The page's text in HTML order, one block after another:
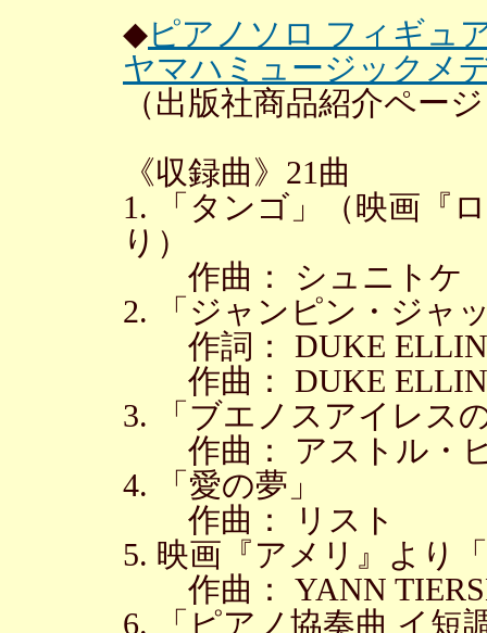
◆ピアノソロ フィギュ
ヤマハミュージックメ
（出版社商品紹介ペー
《収録曲》21曲
1. 「タンゴ」（映画『
り）
作曲： シュニトケ
2. 「ジャンピン・ジャ
作詞： DUKE
作曲： DUKE
3. 「ブエノスアイレス
作曲： アストル・
4. 「愛の夢」
作曲： リスト
5. 映画『アメリ』より
作曲： YANN
6. 「ピアノ協奏曲 イ短